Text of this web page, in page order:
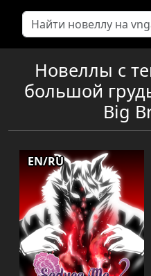
Новеллы с
большой
Big
EN/RU